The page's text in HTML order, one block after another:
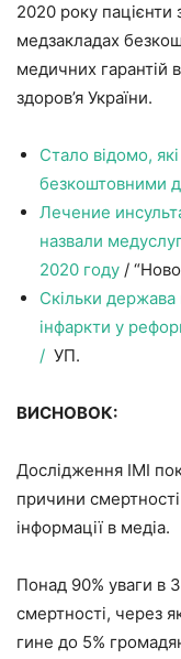
2020 року
медзакладах
медичних гарантій
здоров’я України.
Стало відомо,
безкоштовними
Лечение
назвали
2020 году /
Скільки держава
інфаркти у
/ УП.
ВИСНОВОК:
Дослідження ІМІ
причини смертності
інформації в медіа.
Понад 90% уваги в
смертності, через
гине до 5%